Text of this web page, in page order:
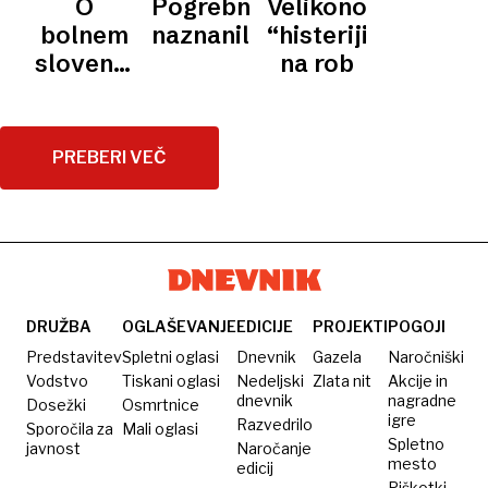
O
bolnem
slovenskem
telesu
Pogrebno
naznanilo
Velikonočni
“histeriji”
na rob
PREBERI VEČ
DRUŽBA
Predstavitev
Vodstvo
Dosežki
Sporočila za
javnost
OGLAŠEVANJE
Spletni oglasi
Tiskani oglasi
Osmrtnice
Mali oglasi
EDICIJE
Dnevnik
Nedeljski
dnevnik
Razvedrilo
Naročanje
edicij
PROJEKTI
Gazela
Zlata nit
POGOJI
Naročniški
Akcije in
nagradne
igre
Spletno
mesto